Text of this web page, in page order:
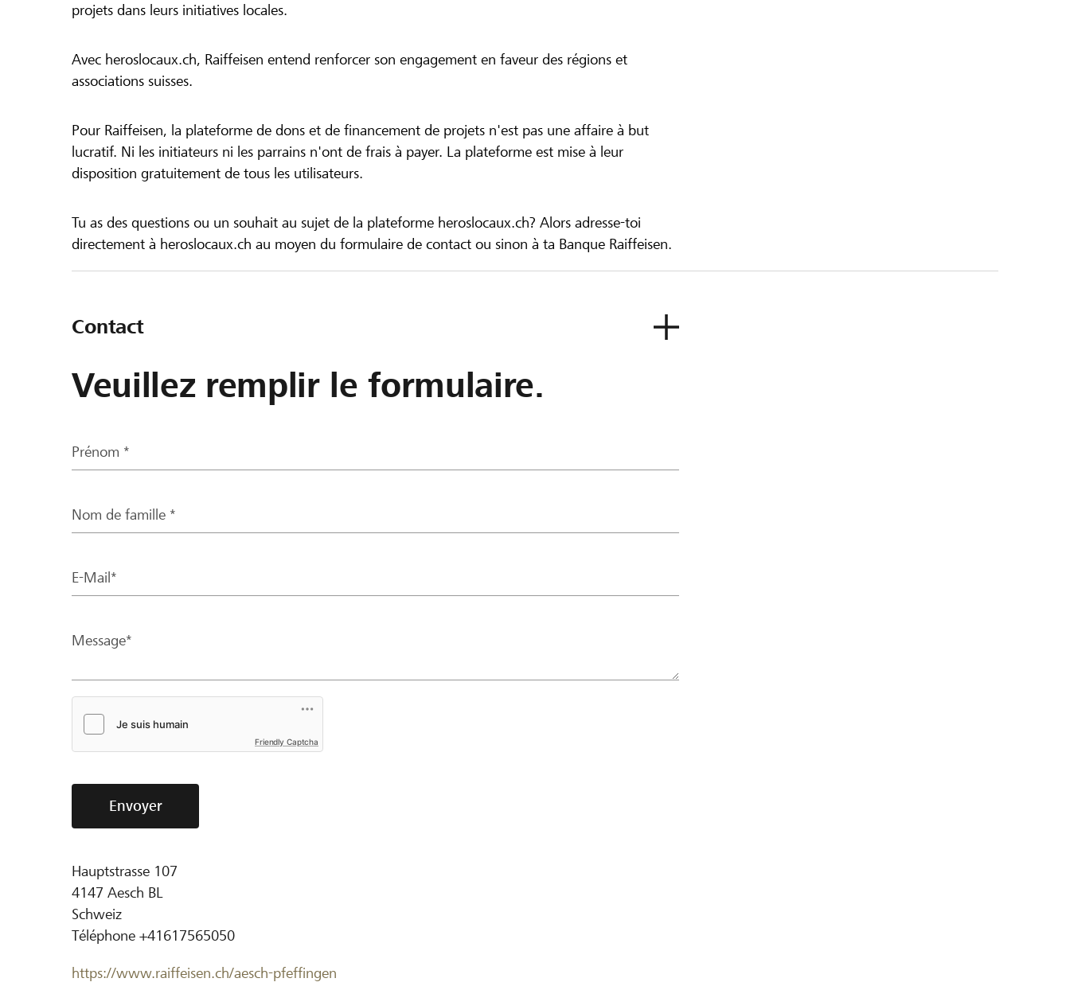
projets dans leurs initiatives locales.
Avec heroslocaux.ch, Raiffeisen entend renforcer son engagement en faveur des régions et
associations suisses.
Pour Raiffeisen, la plateforme de dons et de financement de projets n'est pas une affaire à but
lucratif. Ni les initiateurs ni les parrains n'ont de frais à payer. La plateforme est mise à leur
disposition gratuitement de tous les utilisateurs.
Tu as des questions ou un souhait au sujet de la plateforme heroslocaux.ch? Alors adresse-toi
directement à heroslocaux.ch au moyen du formulaire de contact ou sinon à ta Banque Raiffeisen.
Contact
Veuillez remplir le formulaire.
Prénom *
Nom de famille *
E-Mail*
Message*
Friendly Captcha
Envoyer
Hauptstrasse 107
4147 Aesch BL
Schweiz
Téléphone +41617565050
https://www.raiffeisen.ch/aesch-pfeffingen